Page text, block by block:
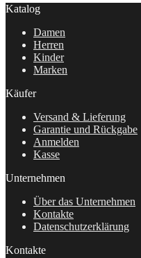
Katalog
Damen
Herren
Kinder
Marken
Käufer
Versand & Lieferung
Garantie und Rückgabe
Anmelden
Kasse
Unternehmen
Über das Unternehmen
Kontakte
Datenschutzerklärung
Kontakte